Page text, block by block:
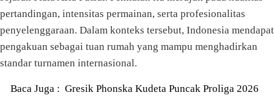
pertandingan, intensitas permainan, serta profesionalitas
penyelenggaraan. Dalam konteks tersebut, Indonesia mendapat
pengakuan sebagai tuan rumah yang mampu menghadirkan
standar turnamen internasional.
Baca Juga : Gresik Phonska Kudeta Puncak Proliga 2026